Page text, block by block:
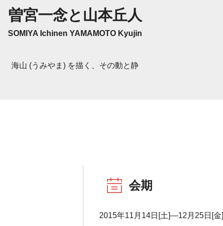
曽宮一念と山本丘人
SOMIYA Ichinen YAMAMOTO Kyujin
海山 (うみやま) を描く、その動と静
会期
2015年11月14日[土]―12月25日[金]